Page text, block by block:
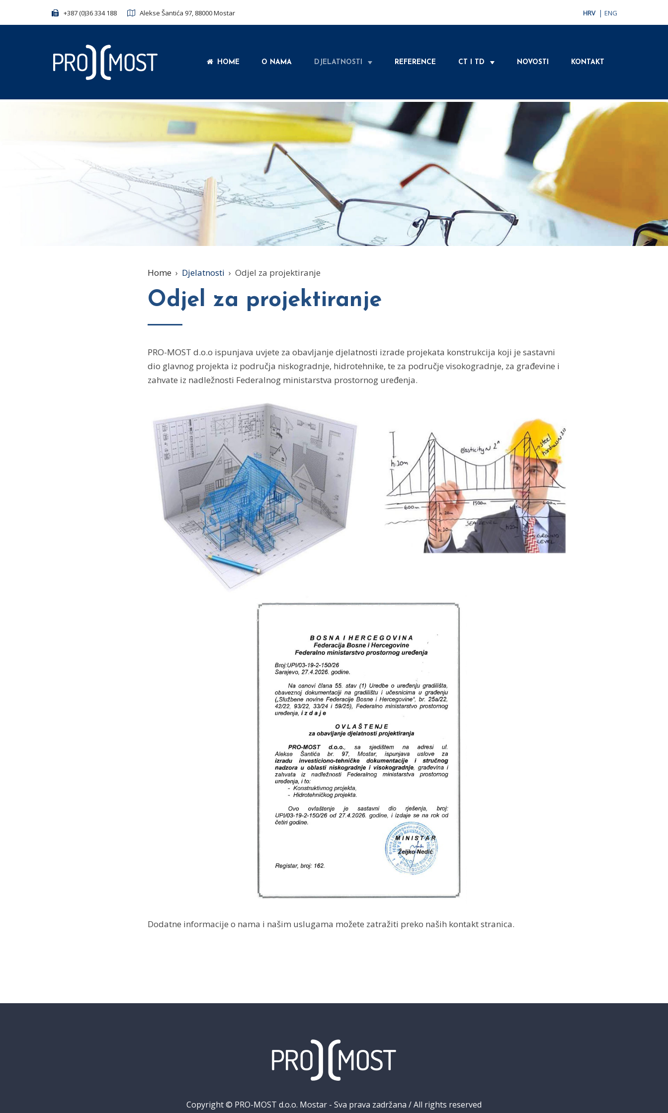
+387 (0)36 334 188 Alekse Šantića 97, 88000 Mostar HRV | ENG
HOME O NAMA DJELATNOSTI REFERENCE CT I TD NOVOSTI KONTAKT
Home › Djelatnosti › Odjel za projektiranje
Odjel za projektiranje
PRO-MOST d.o.o ispunjava uvjete za obavljanje djelatnosti izrade projekata konstrukcija koji je sastavni
dio glavnog projekta iz područja niskogradnje, hidrotehnike, te za područje visokogradnje, za građevine i
zahvate iz nadležnosti Federalnog ministarstva prostornog uređenja.
Dodatne informacije o nama i našim uslugama možete zatražiti preko naših kontakt stranica.
Copyright © PRO-MOST d.o.o. Mostar - Sva prava zadržana / All rights reserved